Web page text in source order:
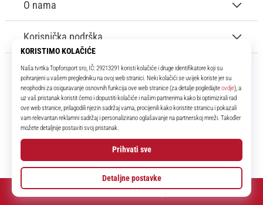
11teamsports.hr
Tvoj smo pouzdani suigrač već više od 16 godina! Cijelo to vrijeme
donosimo ti najbolje i najnovije proizvode iz svijeta nogometa.
Facebook
Instagram
O nama
Korisnička podrška